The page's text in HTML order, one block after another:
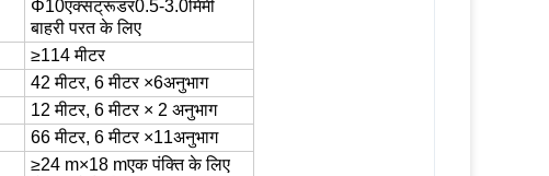
Φ10एक्सट्रूडर0.5-3.0मिमी
बाहरी परत के लिए
≥114 मीटर
42 मीटर, 6 मीटर ×6अनुभाग
12 मीटर, 6 मीटर × 2 अनुभाग
66 मीटर, 6 मीटर ×11अनुभाग
≥24 m×18 mएक पंक्ति के लिए